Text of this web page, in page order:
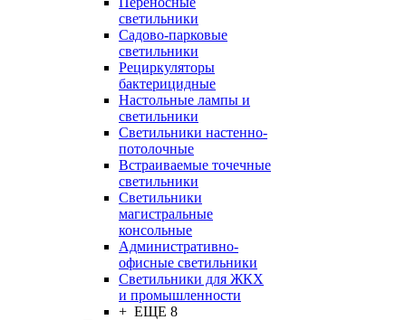
светильники
Садово-парковые
светильники
Рециркуляторы
бактерицидные
Настольные лампы и
светильники
Светильники настенно-
потолочные
Встраиваемые точечные
светильники
Светильники
магистральные
консольные
Административно-
офисные светильники
Светильники для ЖКХ
и промышленности
+ ЕЩЕ 8